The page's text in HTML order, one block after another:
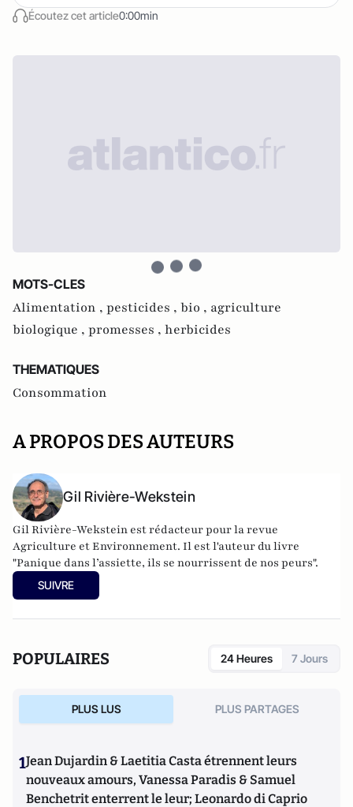
Écoutez cet article0:00min
MOTS-CLES
Alimentation , pesticides , bio , agriculture
biologique , promesses , herbicides
THEMATIQUES
Consommation
A PROPOS DES AUTEURS
Gil Rivière-Wekstein
Gil Rivière-Wekstein est rédacteur pour la revue
Agriculture et Environnement. Il est l'auteur du livre
"Panique dans l’assiette, ils se nourrissent de nos peurs".
SUIVRE
POPULAIRES 24 Heures 7 Jours
PLUS LUS PLUS PARTAGES
1Jean Dujardin & Laetitia Casta étrennent leurs
nouveaux amours, Vanessa Paradis & Samuel
Benchetrit enterrent le leur; Leonardo di Caprio